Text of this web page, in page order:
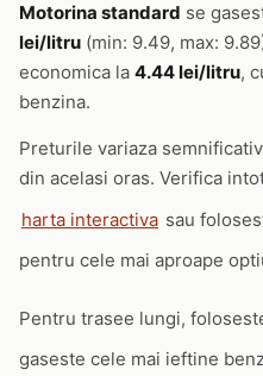
Motorina standard se
lei/litru (min: 9.49, max:
economica la 4.44 lei/litru,
benzina.
Preturile variaza
din acelasi oras. Verifica
harta interactiva sau
pentru cele mai aproape
Pentru trasee lungi,
gaseste cele mai ieftine